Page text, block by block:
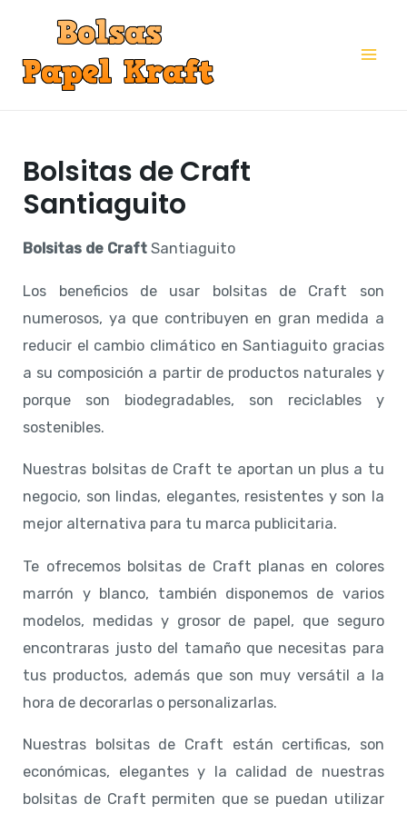
contenido
Bolsitas de Craft
Santiaguito
Bolsitas de Craft Santiaguito
Los beneficios de usar bolsitas de Craft son
numerosos, ya que contribuyen en gran medida a
reducir el cambio climático en Santiaguito gracias
a su composición a partir de productos naturales y
porque son biodegradables, son reciclables y
sostenibles.
Nuestras bolsitas de Craft te aportan un plus a tu
negocio, son lindas, elegantes, resistentes y son la
mejor alternativa para tu marca publicitaria.
Te ofrecemos bolsitas de Craft planas en colores
marrón y blanco, también disponemos de varios
modelos, medidas y grosor de papel, que seguro
encontraras justo del tamaño que necesitas para
tus productos, además que son muy versátil a la
hora de decorarlas o personalizarlas.
Nuestras bolsitas de Craft están certificas, son
económicas, elegantes y la calidad de nuestras
bolsitas de Craft permiten que se puedan utilizar